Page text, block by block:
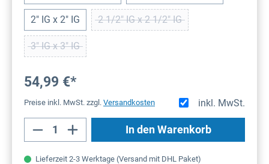
2" IG x 2" IG 2 1/2" IG x 2 1/2" IG(Diese Option ist zurzeit nicht
3" IG x 3" IG(Diese Option ist zurzeit nicht verfügbar.)
54,99 €*
inkl. MwSt.
Preise inkl. MwSt. zzgl. Versandkosten
Produkt Anzahl: Gib den gewünschten
In den Warenkorb
Lieferzeit 2-3 Werktage (Versand mit DHL Paket)